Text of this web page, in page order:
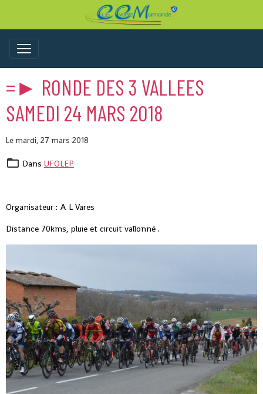
=► RONDE DES 3 VALLEES
SAMEDI 24 MARS 2018
Le mardi, 27 mars 2018
Dans UFOLEP
Organisateur : A L Vares
Distance 70kms, pluie et circuit vallonné .